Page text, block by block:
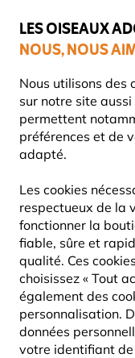
LES OISEAUX
NOUS, NOUS
Nous utilisons des
sur notre site
permettent
préférences et de
adapté.
Les cookies
respectueux de la
fonctionner la
fiable, sûre et
qualité. Ces
choisissez « Tout
également des
personnalisation.
données
votre identifiant
catégories.
Information
NICHOIRS
Avec des
maisons pour
oiseaux
jardin ou sur